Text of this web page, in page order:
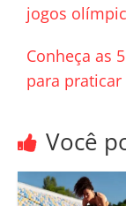
jogos
Conheça as
para praticar
Você